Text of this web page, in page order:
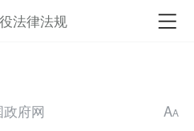
法律法规
政府网 AA